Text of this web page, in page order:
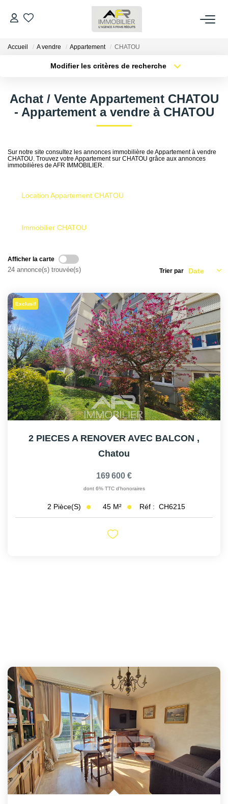
ACHETER
ESTIMER
Qui Sommes Nous
AFR IMMOBILIER Carrières-Sur-Seine
AFR IMMOBILIER Chatou - Transaction
AFR IMMOBILIER Sartrouville
CONTACT
Accueil A vendre Appartement CHATOU
Modifier les critères de recherche
Sélectionnez...
Type de bien
Surface min
Créer une alerte
Achat / Vente Appartement CHATOU
- Appartement a vendre à CHATOU
Sur notre site consultez les annonces immobilière de Appartement à vendre
CHATOU. Trouvez votre Appartement sur CHATOU grâce aux annonces
immobilières de AFR IMMOBILIER.
Location Appartement CHATOU
Immobilier CHATOU
Afficher la carte
24 annonce(s) trouvée(s) Trier par
Exclusif
2 PIECES A RENOVER AVEC BALCON ,
Chatou
169 600 €
dont 6% TTC d'honoraires
2 Pièce(s) 45 M² Réf : CH6215